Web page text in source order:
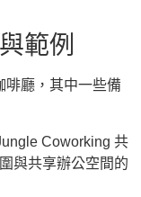
範例
啡廳，其中一些備
Coworking 共
與共享辦公空間的